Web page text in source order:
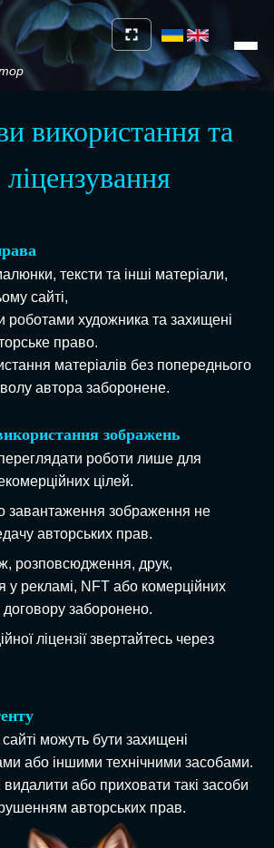
використання та
ліцензування
тексти та інші матеріали,
сайті,
роботами художника та захищені
право.
матеріалів без попереднього
автора заборонене.
зображень
роботи лише для
цілей.
завантаження зображення не
авторських прав.
розповсюдження, друк,
у рекламі, NFT або комерційних
договору заборонено.
ліцензії звертайтесь через
можуть бути захищені
або іншими технічними засобами.
видалити або приховати такі засоби
авторських прав.